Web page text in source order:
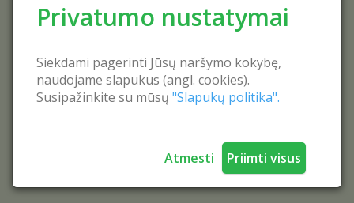
Privatumo nustatymai
Siekdami pagerinti Jūsų naršymo kokybę,
naudojame slapukus (angl. cookies).
Susipažinkite su mūsų "Slapukų politika".
Atmesti Priimti visus